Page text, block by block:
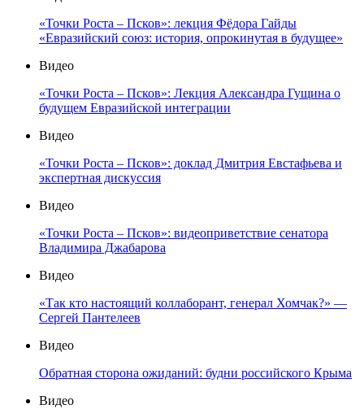
«Точки Роста – Псков»: лекция Фёдора Гайды
«Евразийский союз: история, опрокинутая в будущее»
Видео
«Точки Роста – Псков»: Лекция Александра Гущина о
будущем Евразийской интеграции
Видео
«Точки Роста – Псков»: доклад Дмитрия Евстафьева и
экспертная дискуссия
Видео
«Точки Роста – Псков»: видеоприветствие сенатора
Владимира Джабарова
Видео
«Так кто настоящий коллаборант, генерал Хомчак?» —
Сергей Пантелеев
Видео
Обратная сторона ожиданий: будни российского Крыма
Видео